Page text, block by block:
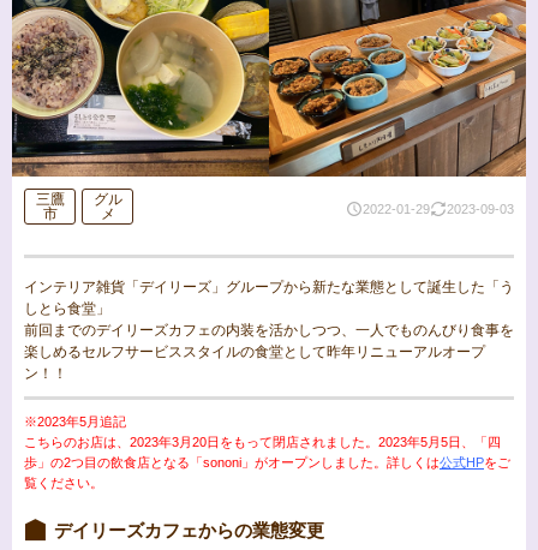
三鷹
市
グル
メ
2022-01-29 2023-09-03
インテリア雑貨「デイリーズ」グループから新たな業態として誕生した「う
しとら食堂」
前回までのデイリーズカフェの内装を活かしつつ、一人でものんびり食事を
楽しめるセルフサービススタイルの食堂として昨年リニューアルオープ
ン！！
※2023年5月追記
こちらのお店は、2023年3月20日をもって閉店されました。 2023年5月5日、「四
歩」の2つ目の飲食店となる「sononi」がオープンしました。詳しくは公式HPをご
覧ください。
デイリーズカフェからの業態変更